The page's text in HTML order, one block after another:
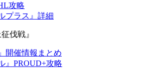
攻略
プラス』詳細
伐戦』
開催情報まとめ
』PROUD+攻略